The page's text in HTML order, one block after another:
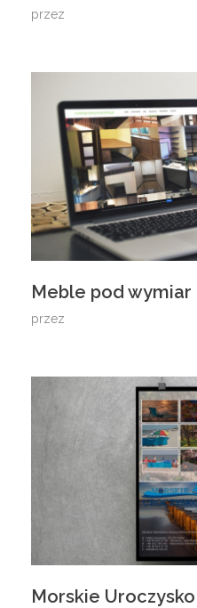
przez
Meble pod wymiar
przez
Morskie Uroczysko